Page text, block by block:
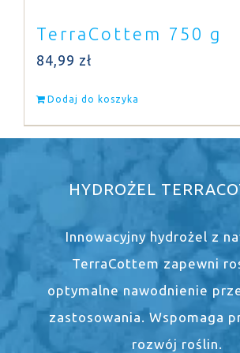
TerraCottem 750 g
84,99 zł
Dodaj do koszyka
HYDROŻEL
Innowacyjny hydrożel z
TerraCottem zapewni
optymalne nawodnienie
zastosowania. Wspomaga
rozwój roślin.